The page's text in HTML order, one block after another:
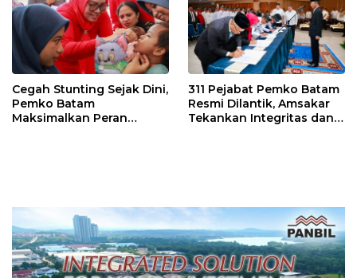
Cegah Stunting Sejak Dini,
Pemko Batam
Maksimalkan Peran
311 Pejabat Pemko Batam
Resmi Dilantik, Amsakar
Tekankan Integritas dan